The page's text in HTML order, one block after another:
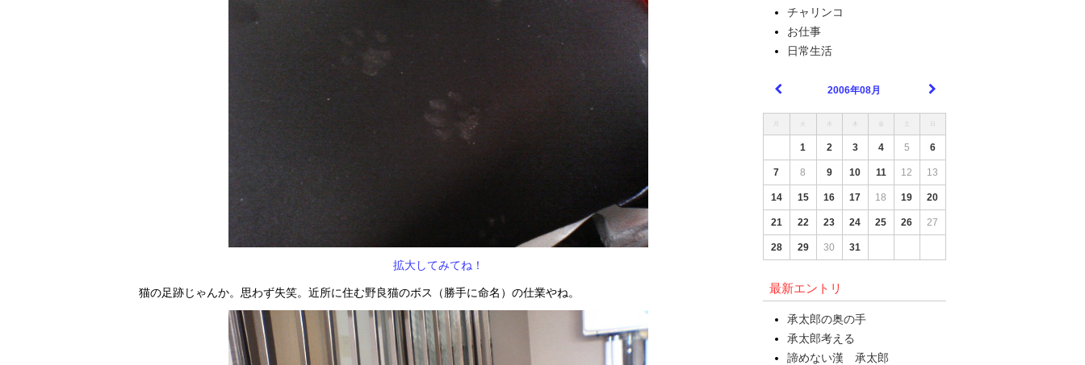
拡大してみてね！
猫の足跡じゃんか。思わず失笑。近所に住む野良猫のボス（勝手に命名）の仕業やね。
チャリンコ
お仕事
日常生活
2006年08月
1 2 3 4 5 6
7 8 9 10 11 12 13
14 15 16 17 18 19 20
21 22 23 24 25 26 27
28 29 30 31
最新エントリ
承太郎の奥の手
承太郎考える
諦めない漢 承太郎